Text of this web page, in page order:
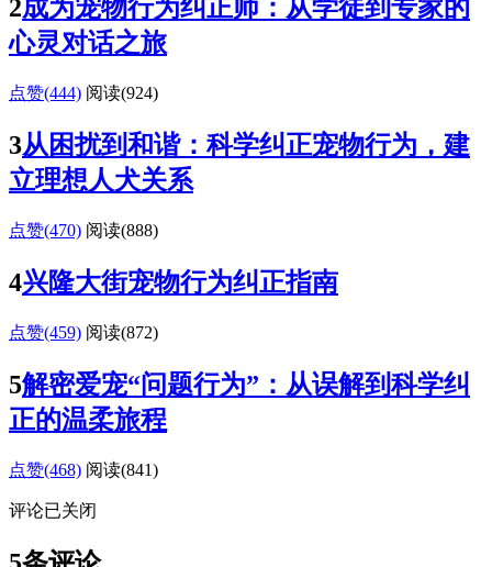
2成为宠物行为纠正师：从学徒到专家的
心灵对话之旅
点赞(444) 阅读(924)
3从困扰到和谐：科学纠正宠物行为，建
立理想人犬关系
点赞(470) 阅读(888)
4兴隆大街宠物行为纠正指南
点赞(459) 阅读(872)
5解密爱宠“问题行为”：从误解到科学纠
正的温柔旅程
点赞(468) 阅读(841)
评论已关闭